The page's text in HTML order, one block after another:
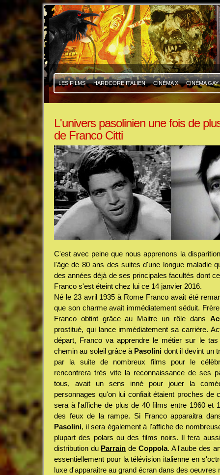
LES FILMS HARDCORE ITALIEN CINÉMA X CINÉMA GAY
L'univers pasolinien une fois de
de Franco Citti
C'est avec peine que nous apprenons la
l'âge de 80 ans des suites d'une longue maladie
des années déjà de ses principales facultés dont
Franco s'est éteint chez lui ce 14 janvier 2016.
Né le 23 avril 1935 à Rome Franco avait été
que son charme avait immédiatement séduit.
Franco obtint grâce au Maitre un rôle dans
prostitué, qui lance immédiatement sa carrière.
départ, Franco va apprendre le métier sur le
chemin au soleil grâce à Pasolini dont il devint un
par la suite de nombreux films pour le
rencontrera très vite la reconnaissance de ses
tous, avait un sens inné pour jouer la
personnages qu'on lui confiait étaient proches de
sera à l'affiche de plus de 40 films entre 1960 et
des feux de la rampe. Si Franco apparaitra
Pasolini, il sera également à l'affiche de
plupart des polars ou des films noirs. Il fera
distribution du Parrain de Coppola. A l'aube des
essentiellement pour la télévision italienne en
luxe d'apparaitre au grand écran dans des oeuvres